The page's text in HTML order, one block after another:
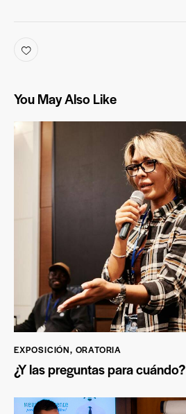
You May Also Like
EXPOSICIÓN, ORATORIA
¿Y las preguntas para cuándo?